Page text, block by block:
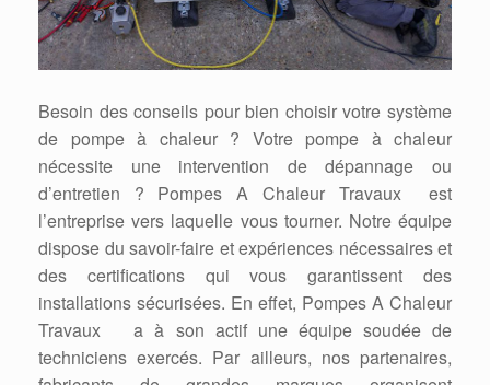
Besoin des conseils pour bien choisir votre système
de pompe à chaleur ? Votre pompe à chaleur
nécessite une intervention de dépannage ou
d’entretien ? Pompes A Chaleur Travaux est
l’entreprise vers laquelle vous tourner. Notre équipe
dispose du savoir-faire et expériences nécessaires et
des certifications qui vous garantissent des
installations sécurisées. En effet, Pompes A Chaleur
Travaux a à son actif une équipe soudée de
techniciens exercés. Par ailleurs, nos partenaires,